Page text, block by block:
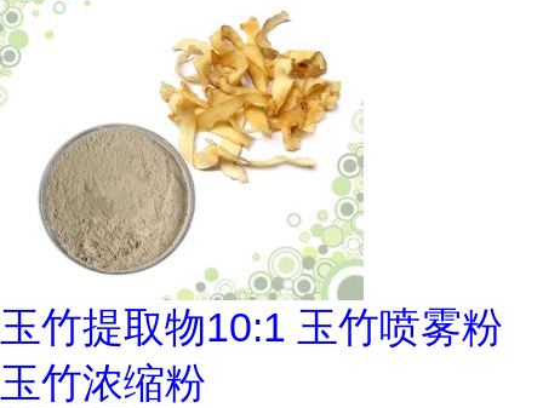
玉竹提取物10:1 玉竹喷雾粉
玉竹浓缩粉